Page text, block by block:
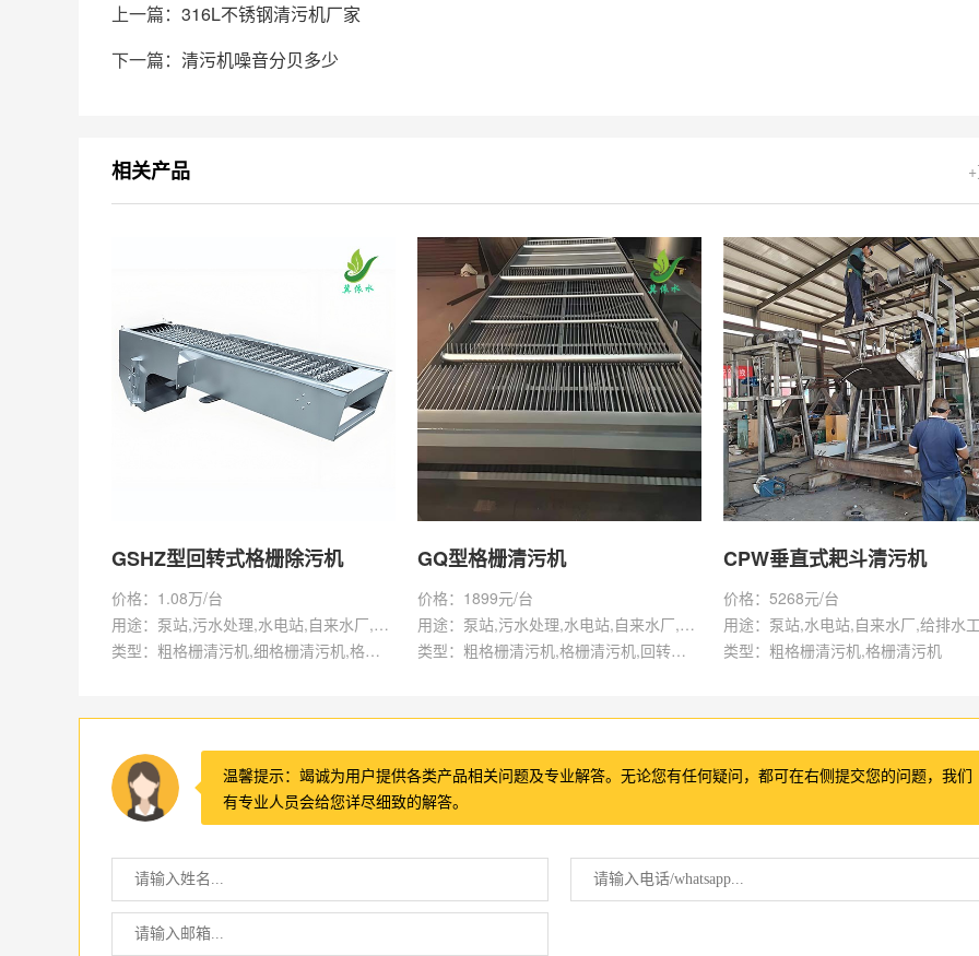
上一篇： 316L不锈钢清污机厂家
下一篇： 清污机噪音分贝多少
相关产品
GSHZ型回转式格栅除污机
价格：1.08万/台
用途：泵站,污水处理,水电站,自来水厂,渠道,水产养殖,化工,纺织,给排水工程
类型：粗格栅清污机,细格栅清污机,格栅清污机,回转式清污机
GQ型格栅清污机
价格：1899元/台
用途：泵站,污水处理,水电站,自来水厂,给排水工程
类型：粗格栅清污机,格栅清污机,回转式清污机
CPW垂直式耙斗清污机
价格：5268元/台
用途：泵站,水电站,自来水厂,给排水
类型：粗格栅清污机,格栅清污机
温馨提示：竭诚为用户提供各类产品相关问题及专业解答。无论您有任何疑问，都可在右侧提交您的问题，我们
有专业人员会给您详尽细致的解答。